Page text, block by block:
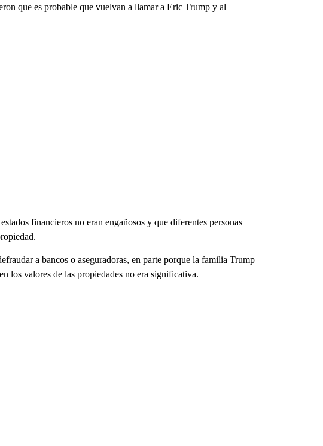
que es probable que vuelvan a llamar a Eric Trump y al
financieros no eran engañosos y que diferentes personas
a bancos o aseguradoras, en parte porque la familia Trump
los valores de las propiedades no era significativa.